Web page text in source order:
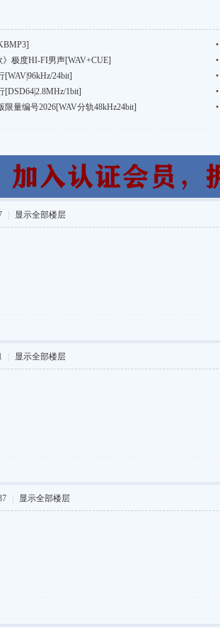
•
极度HI-FI男声[WAV+CUE]
•
24bit]
•
1bit]
•
量编号2026[WAV分轨48kHz24bit]
•
显示全部楼层
显示全部楼层
显示全部楼层